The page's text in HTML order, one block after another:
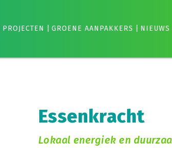
PROJECTEN GROENE AANPAKKERS NIEUWS
Essenkracht
Lokaal energiek en